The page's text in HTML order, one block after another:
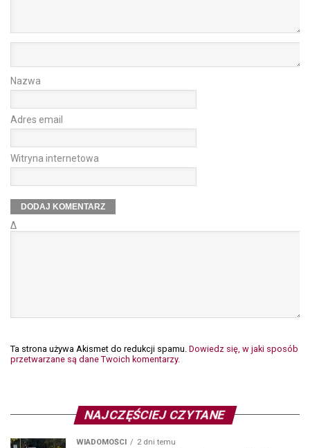
Nazwa
Adres email
Witryna internetowa
Δ
Ta strona używa Akismet do redukcji spamu. Dowiedz się, w jaki sposób
przetwarzane są dane Twoich komentarzy.
NAJCZĘŚCIEJ CZYTANE
WIADOMOŚCI 2 dni temu